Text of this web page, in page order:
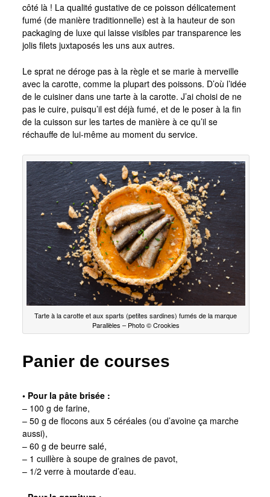
côté là ! La qualité gustative de ce poisson délicatement
fumé (de manière traditionnelle) est à la hauteur de son
packaging de luxe qui laisse visibles par transparence les
jolis filets juxtaposés les uns aux autres.
Le sprat ne déroge pas à la règle et se marie à merveille
avec la carotte, comme la plupart des poissons. D’où l’idée
de le cuisiner dans une tarte à la carotte. J’ai choisi de ne
pas le cuire, puisqu’il est déjà fumé, et de le poser à la fin
de la cuisson sur les tartes de manière à ce qu’il se
réchauffe de lui-même au moment du service.
Tarte à la carotte et aux sparts (petites sardines) fumés de la marque
Parallèles – Photo © Crookies
Panier de courses
• Pour la pâte brisée :
– 100 g de farine,
– 50 g de flocons aux 5 céréales (ou d’avoine ça marche
aussi),
– 60 g de beurre salé,
– 1 cuillère à soupe de graines de pavot,
– 1/2 verre à moutarde d’eau.